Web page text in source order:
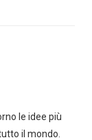
le idee più
il mondo.